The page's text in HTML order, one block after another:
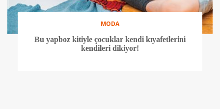
MODA
Bu yapboz kitiyle çocuklar kendi kıyafetlerini
kendileri dikiyor!